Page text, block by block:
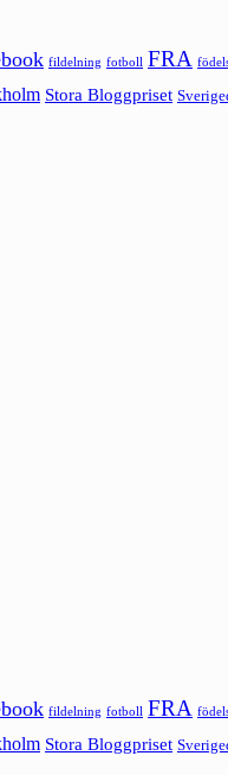
fildelning fotboll FRA
Stora Bloggpriset
fildelning fotboll FRA
Stora Bloggpriset